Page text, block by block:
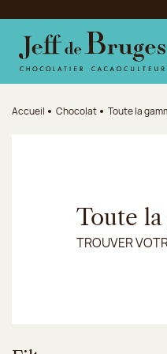
Aller au contenu principal
Aller au pied de page
Accueil Chocolat Toute la
Toute la
TROUVER